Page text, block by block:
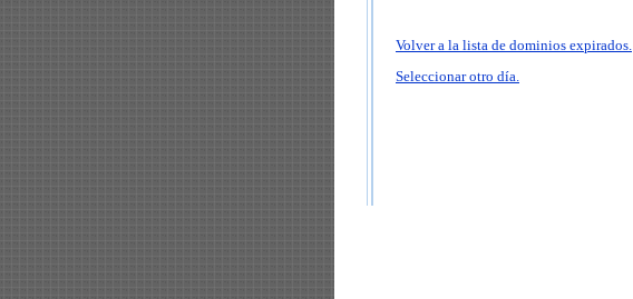
Volver a la lista de dominios expirados.
Seleccionar otro día.